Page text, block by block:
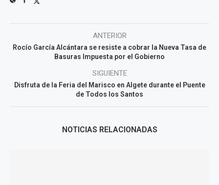
ANTERIOR
Rocío García Alcántara se resiste a cobrar la Nueva Tasa de
Basuras Impuesta por el Gobierno
SIGUIENTE
Disfruta de la Feria del Marisco en Algete durante el Puente
de Todos los Santos
NOTICIAS RELACIONADAS